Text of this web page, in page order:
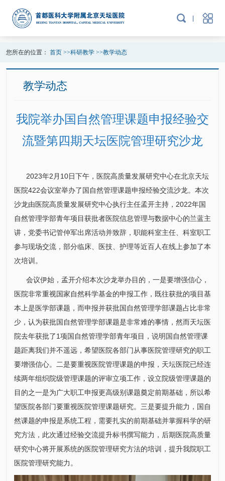
您所在的位置： 首页>>科研教学>>教学动态
教学动态
我院举办国自然管理课题申报经验交
流暨第四期天坛医院管理研究沙龙
2023年2月10日下午，医院高质量发展研究中心在北京天坛
医院422会议室举办了国自然管理课题申报经验交流沙龙。本次
沙龙由医院高质量发展研究中心执行主任孟开主持，2022年国
自然管理学部青年项目获批者医院信息管理与数据中心的兰蓝主
讲，党委书记管仲军出席活动并致辞，职能科室主任、科室职工
参与现场交流，部分临床、医技、护理等近百人在线上参加了本
次培训。
会议伊始，孟开介绍本次沙龙举办目的，一是要增强信心，
医院非常重视国家自然科学基金的申报工作，既往获批的项目基
本上是医学部课题，而申报并获批国自然管理学部课题占比非常
少，认为获批国自然管理学部课题是非常难的事情，然而天坛医
院去年获批了1项国自然管理学部青年项目，说明国自然管理课
题距离我们并不遥远，希望医院各部门从事医院管理研究的职工
要增强信心。二是要重视医院管理课题的申报，天坛医院已经连
续两年组织院级管理课题的评审立项工作，设立院级管理课题的
目的之一是为广大职工申报更高级别课题奠定前期基础，所以希
望医院各部门要重视医院管理课题研究。三是要提升能力，国自
然课题的申报是系统工程，需要扎实的前期基础并掌握科学的研
究方法，此次通过经验交流提升标书撰写能力，后期医院高质量
研究中心将开展系统的医院管理研究方法的培训，提升我院职工
医院管理研究能力。